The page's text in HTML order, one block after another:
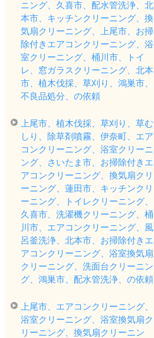
ニング、久喜市、配水管洗浄、北
本市、キッチンクリーニング、換
気扇クリーニング、上尾市、お掃
除付きエアコンクリーニング、浴
室クリーニング、桶川市、トイ
レ、窓ガラスクリーニング、北本
市、植木伐採、草刈り、鴻巣市、
不良品処分、の依頼
上尾市、植木伐採、草刈り、草む
しり、除草剤噴霧、伊奈町、エア
コンクリーニング、浴室クリーニ
ング、さいたま市、お掃除付きエ
アコンクリーニング、換気扇クリ
ーニング、蓮田市、キッチンクリ
ーニング、トイレクリーニング、
久喜市、洗濯機クリーニング、桶
川市、エアコンクリーニング、風
呂釜洗浄、北本市、お掃除付きエ
アコンクリーニング、浴室換気扇
クリーニング、洗面台クリーニン
グ、鴻巣市、配水管洗浄、の依頼
上尾市、エアコンクリーニング、
浴室クリーニング、浴室換気扇ク
リーニング、換気扇クリーニン